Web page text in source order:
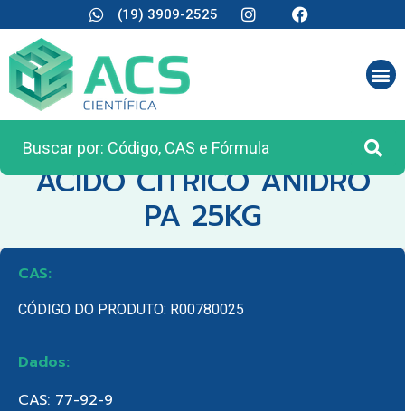
(19) 3909-2525
CATEGORIA: MATÉRIA PRIMA
ACIDO CITRICO ANIDRO
PA 25KG
CAS:
CÓDIGO DO PRODUTO: R00780025
Dados:
CAS: 77-92-9